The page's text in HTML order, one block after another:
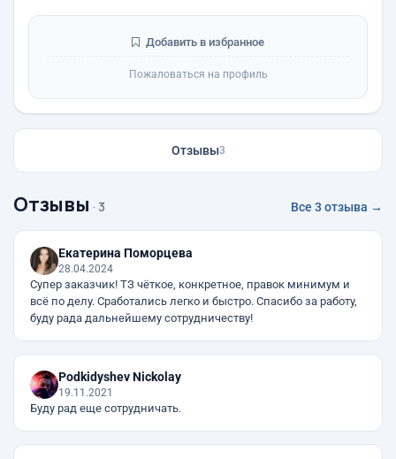
Добавить в избранное
Пожаловаться на профиль
Отзывы3
Отзывы · 3 Все 3 отзыва →
Екатерина Поморцева
28.04.2024
Супер заказчик! ТЗ чёткое, конкретное, правок минимум и
всё по делу. Сработались легко и быстро. Спасибо за работу,
буду рада дальнейшему сотрудничеству!
Podkidyshev Nickolay
19.11.2021
Буду рад еще сотрудничать.